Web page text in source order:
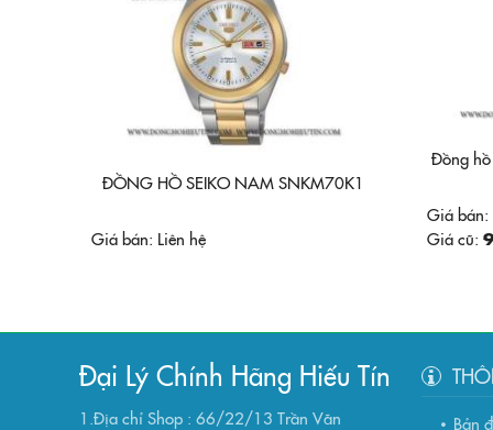
ĐỒNG HỒ SEIKO NAM SNKM70K1
Giá bán: Liên hệ
Đồng
Giá bán:
Giá cũ:
Đại Lý Chính Hãng Hiếu Tín
1.Địa chỉ Shop : 66/22/13 Trần Văn Bản